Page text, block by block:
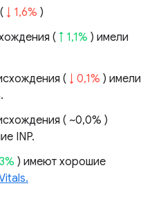
↓ 1,6% )
( ↑ 1,1% ) имели
( ↓ 0,1% ) имели
( ~0,0% )
INP.
) имеют хорошие